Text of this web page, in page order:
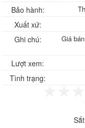
Tôn lợp klip-lok ,
Ống thép mạ kẽm -
Ống Thép
Ống Thép Mã Kẽm
Ống Thép Mã
Thép ống Hòa Phát,
Hòa Phát
Bảo hành:
Xuất xứ:
Ghi chú:
Giá
Lượt xem:
Tình trạng: